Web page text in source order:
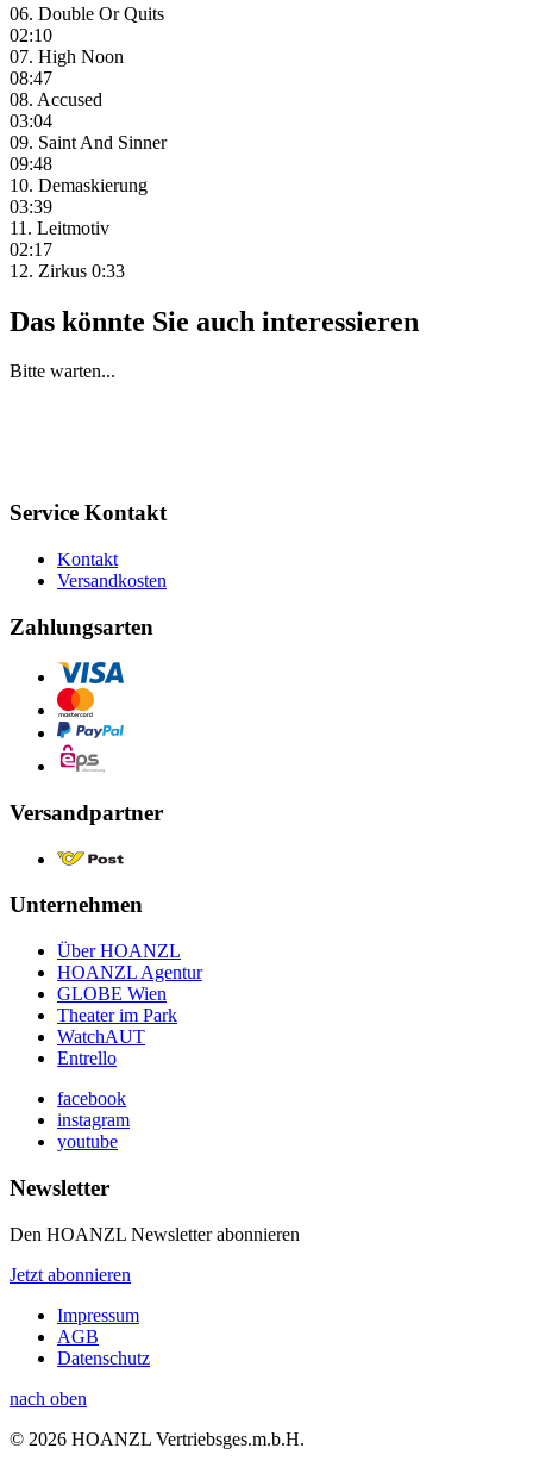
06. Double Or Quits
02:10
07. High Noon
08:47
08. Accused
03:04
09. Saint And Sinner
09:48
10. Demaskierung
03:39
11. Leitmotiv
02:17
12. Zirkus 0:33
Das könnte Sie auch interessieren
Bitte warten...
Service Kontakt
Kontakt
Versandkosten
Zahlungsarten
Versandpartner
Unternehmen
Über HOANZL
HOANZL Agentur
GLOBE Wien
Theater im Park
WatchAUT
Entrello
facebook
instagram
youtube
Newsletter
Den HOANZL Newsletter abonnieren
Jetzt abonnieren
Impressum
AGB
Datenschutz
nach oben
© 2026 HOANZL Vertriebsges.m.b.H.